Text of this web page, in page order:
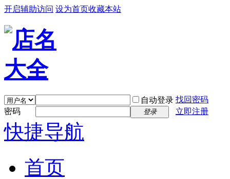
开启辅助访问 设为首页收藏本站
自动登录 找回密码
密码
登录 立即注册
快捷导航
首页